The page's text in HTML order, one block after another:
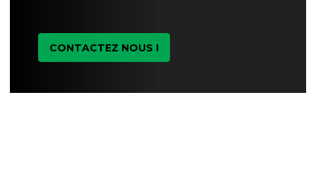
CONTACTEZ NOUS !